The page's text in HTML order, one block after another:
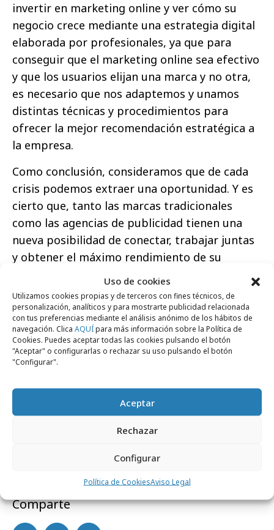
Uso de cookies
Utilizamos cookies propias y de terceros con fines técnicos, de
personalización, analíticos y para mostrarte publicidad relacionada
con tus preferencias mediante el análisis anónimo de los hábitos de
navegación. Clica AQUÍpara más información sobre la Política de
Cookies. Puedes aceptar todas las cookies pulsando el botón
"Aceptar" o configurarlas o rechazar su uso pulsando el botón
"Configurar".
Aceptar
Rechazar
Configurar
Política de CookiesAviso Legal
invertir en marketing online y ver cómo su
negocio crece mediante una estrategia digital
elaborada por profesionales, ya que para
conseguir que el marketing online sea efectivo
y que los usuarios elijan una marca y no otra,
es necesario que nos adaptemos y unamos
distintas técnicas y procedimientos para
ofrecer la mejor recomendación estratégica a
la empresa.
Como conclusión, consideramos que de cada
crisis podemos extraer una oportunidad. Y es
cierto que, tanto las marcas tradicionales
como las agencias de publicidad tienen una
nueva posibilidad de conectar, trabajar juntas
y obtener el máximo rendimiento de su
negocio. No podemos olvidar que
pesadilla aún no ha terminado, y que cada
día se toman nuevas medidas que
desconocemos. La incertidumbre está ahí, no
sabemos lo que va a pasar pero, creemos que,
pase lo que pase, debemos estar preparados
para los anunciantes, no nos cabe duda que la
mejor opción es digitalizar su negocio al
máximo y optimizar su ecosistema online.
Comparte